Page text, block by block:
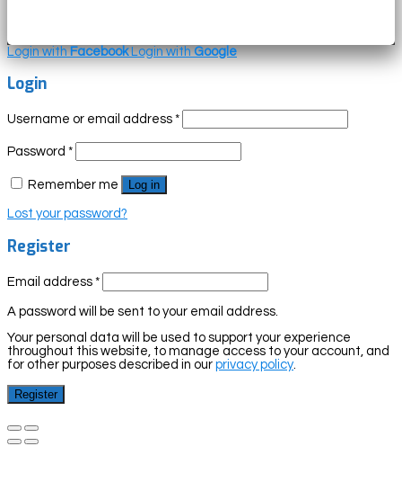
Login withFacebook Login withGoogle
Login
Username or email address *
Password *
Remember me Log in
Lost your password?
Register
Email address *
A password will be sent to your email address.
Your personal data will be used to support your experience
throughout this website, to manage access to your account, and
for other purposes described in our privacy policy.
Register